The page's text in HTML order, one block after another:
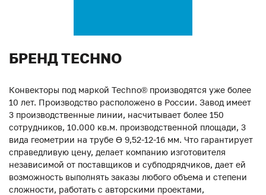
БРЕНД TECHNO
Конвекторы под маркой Techno® производятся уже более
10 лет. Производство расположено в России. Завод имеет
3 производственные линии, насчитывает более 150
сотрудников, 10.000 кв.м. производственной площади, 3
вида геометрии на трубе ϴ 9,52-12-16 мм. Что гарантирует
справедливую цену, делает компанию изготовителя
независимой от поставщиков и субподрядчиков, дает ей
возможность выполнять заказы любого объема и степени
сложности, работать с авторскими проектами,